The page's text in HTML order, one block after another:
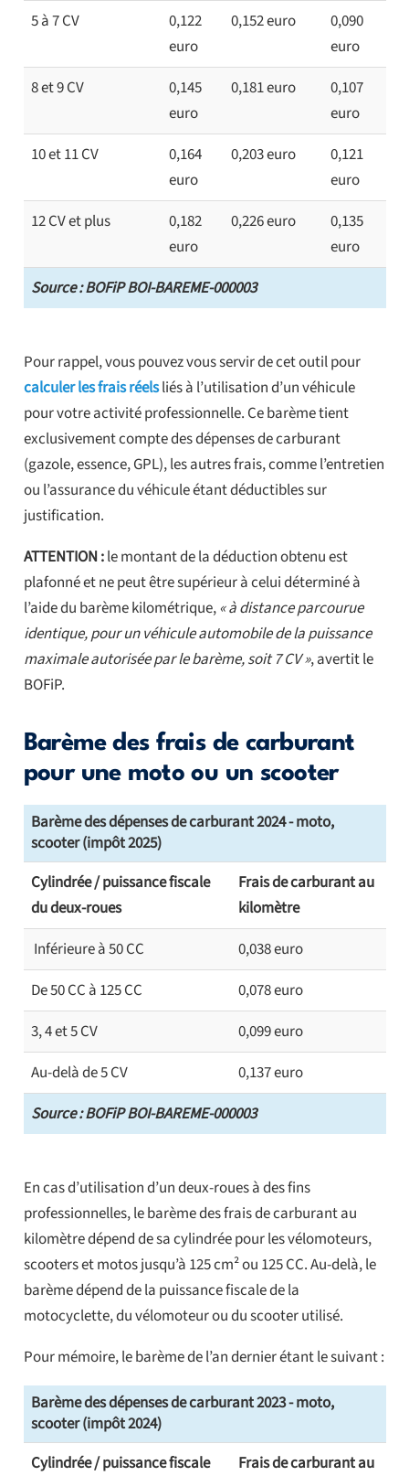
Source : BOFiP BOI-BAREME-000003
5 à 7 CV
0,122
euro
0,152 euro
0,090
euro
8 et 9 CV
0,145
euro
0,181 euro
0,107
euro
10 et 11 CV
0,164
euro
0,203 euro
0,121
euro
12 CV et plus
0,182
euro
0,226 euro
0,135
euro
Pour rappel, vous pouvez vous servir de cet outil pour
calculer les frais réelsliés à l’utilisation d’un véhicule
pour votre activité professionnelle. Ce barème tient
exclusivement compte des dépenses de carburant
(gazole, essence, GPL), les autres frais, comme l’entretien
ou l’assurance du véhicule étant déductibles sur
justification.
ATTENTION :le montant de la déduction obtenu est
plafonné et ne peut être supérieur à celui déterminé à
l’aide du barème kilométrique,« à distance parcourue
identique, pour un véhicule automobile de la puissance
maximale autorisée par le barème, soit 7 CV », avertit le
BOFiP.
Barème des frais de carburant
pour une moto ou un scooter
Barème des dépenses de carburant 2024 - moto,
scooter (impôt 2025)
Source : BOFiP BOI-BAREME-000003
Cylindrée / puissance fiscale
du deux-roues
Frais de carburant au
kilomètre
Inférieure à 50 CC
0,038 euro
De 50 CC à 125 CC
0,078 euro
3, 4 et 5 CV
0,099 euro
Au-delà de 5 CV
0,137 euro
En cas d’utilisation d’un deux-roues à des fins
professionnelles, le barème des frais de carburant au
kilomètre dépend de sa cylindrée pour les vélomoteurs,
scooters et motos jusqu’à 125 cm² ou 125 CC. Au-delà, le
barème dépend de la puissance fiscale de la
motocyclette, du vélomoteur ou du scooter utilisé.
Pour mémoire, le barème de l’an dernier étant le suivant :
Barème des dépenses de carburant 2023 - moto,
scooter (impôt 2024)
Cylindrée / puissance fiscale
Frais de carburant au